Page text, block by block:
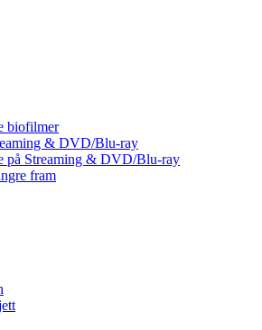
biofilmer
& DVD/Blu-ray
på Streaming & DVD/Blu-ray
fram